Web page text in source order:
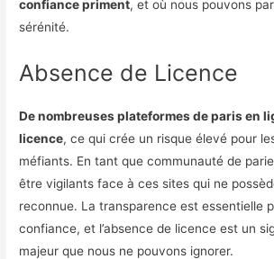
confiance priment, et où nous pouvons
sérénité.
Absence de Licence
De nombreuses plateformes de paris en
licence, ce qui crée un risque élevé pour
méfiants. En tant que communauté de
être vigilants face à ces sites qui ne
reconnue. La transparence est essentielle
confiance, et l’absence de licence est un
majeur que nous ne pouvons ignorer.